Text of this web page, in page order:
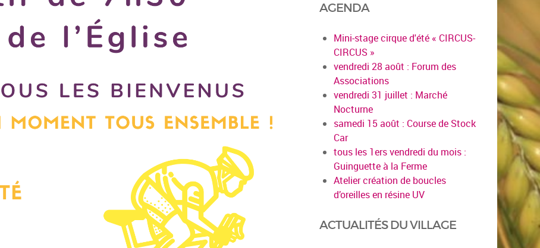
AGENDA
Mini-stage cirque d'été « CIRCUS-
CIRCUS »
vendredi 28 août : Forum des
Associations
vendredi 31 juillet : Marché
Nocturne
samedi 15 août : Course de Stock
Car
tous les 1ers vendredi du mois :
Guinguette à la Ferme
Atelier création de boucles
d’oreilles en résine UV
ACTUALITÉS DU VILLAGE